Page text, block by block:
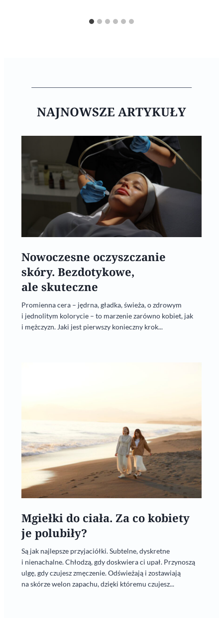
NAJNOWSZE ARTYKUŁY
Nowoczesne oczyszczanie
skóry. Bezdotykowe,
ale skuteczne
Promienna cera – jędrna, gładka, świeża, o zdrowym
i jednolitym kolorycie – to marzenie zarówno kobiet, jak
i mężczyzn. Jaki jest pierwszy konieczny krok...
Mgiełki do ciała. Za co kobiety
je polubiły?
Są jak najlepsze przyjaciółki. Subtelne, dyskretne
i nienachalne. Chłodzą, gdy doskwiera ci upał. Przynoszą
ulgę, gdy czujesz zmęczenie. Odświeżają i zostawiają
na skórze welon zapachu, dzięki któremu czujesz...